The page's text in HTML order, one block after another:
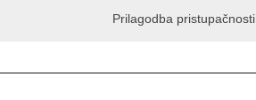
Prilagodba pristupačnosti